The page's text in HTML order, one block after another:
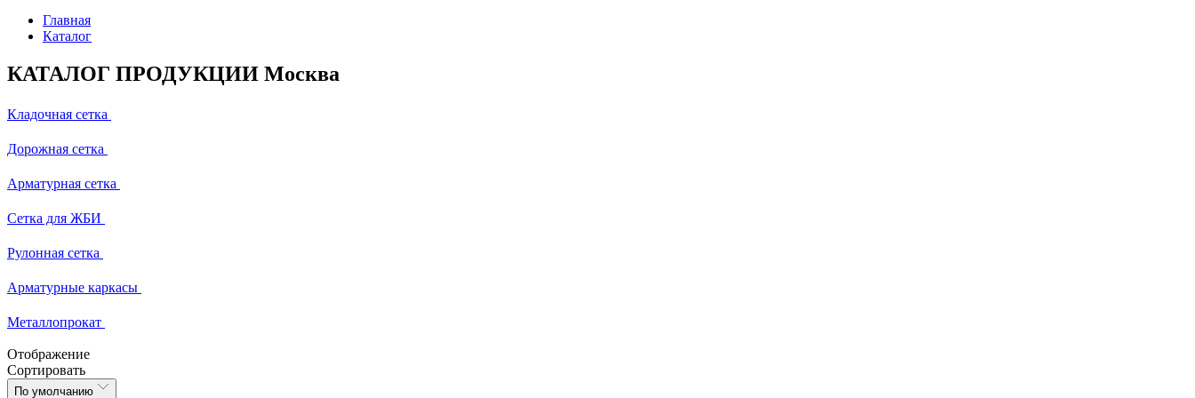
Главная
Каталог
КАТАЛОГ ПРОДУКЦИИ Москва
Кладочная сетка
Дорожная сетка
Арматурная сетка
Сетка для ЖБИ
Рулонная сетка
Арматурные каркасы
Металлопрокат
Отображение
Сортировать
По умолчанию